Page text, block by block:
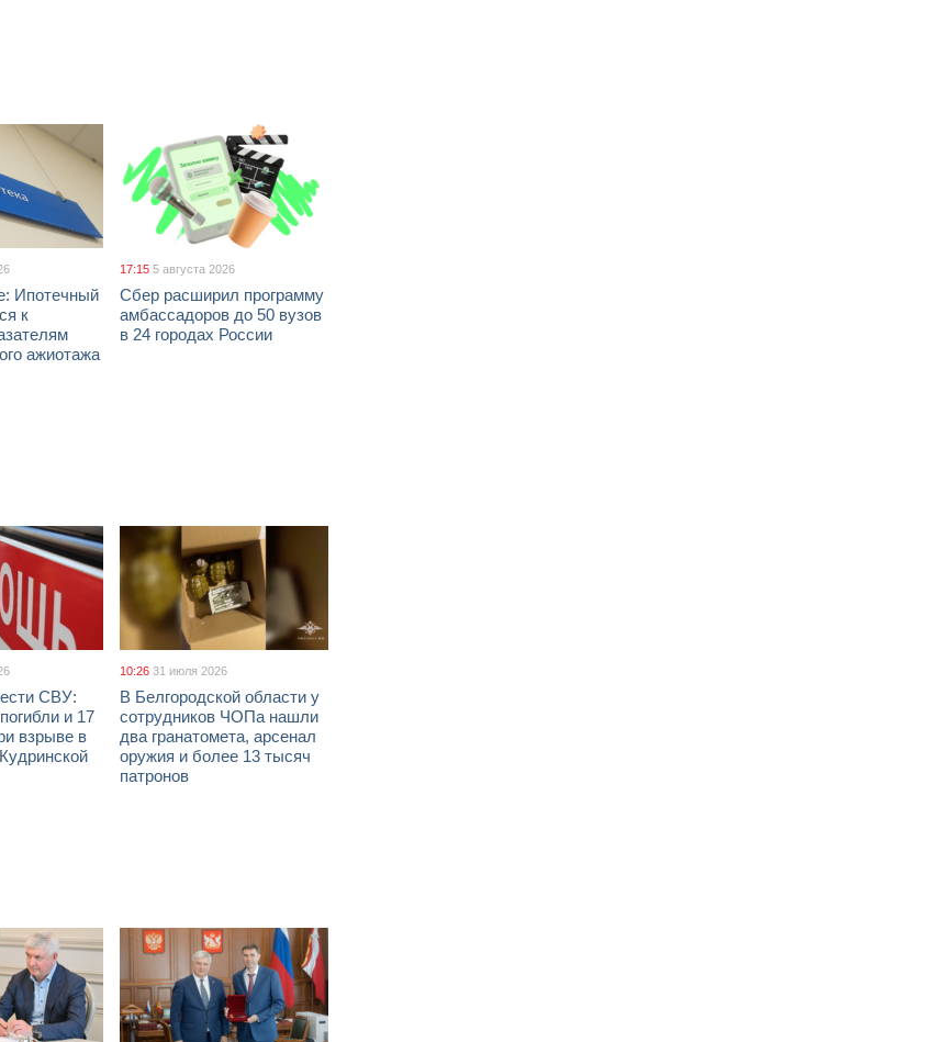
Ипотечный
к
ажиотажа
17:15 5 августа 2026
Сбер расширил программу
амбассадоров до 50 вузов
в 24 городах России
СВУ:
и 17
взрыве в
10:26 31 июля 2026
В Белгородской области у
сотрудников ЧОПа нашли
два гранатомета, арсенал
оружия и более 13 тысяч
патронов